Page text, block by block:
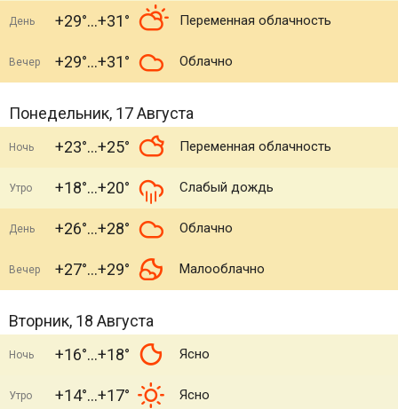
День +29° +31° Переменная облачность
Вечер +29° +31° Облачно
Понедельник, 17 Августа
Ночь +23° +25° Переменная облачность
Утро +18° +20° Слабый дождь
День +26° +28° Облачно
Вечер +27° +29° Малооблачно
Вторник, 18 Августа
Ночь +16° +18° Ясно
Утро +14° +17° Ясно